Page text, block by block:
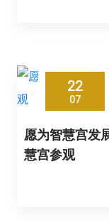
22
07
愿为智慧宫发
慧宫参观